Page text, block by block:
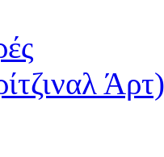
Άρτ)